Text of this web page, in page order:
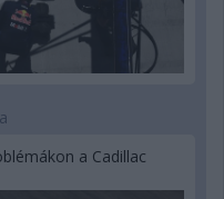
a Cadillac